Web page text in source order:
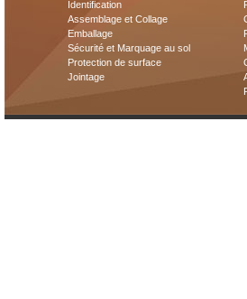
Identification
Assemblage et Collage
Emballage
Sécurité et Marquage au sol
Protection de surface
Jointage